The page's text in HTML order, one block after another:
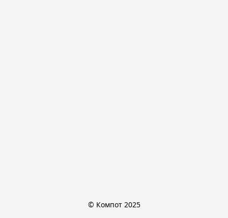
© Компот 2025